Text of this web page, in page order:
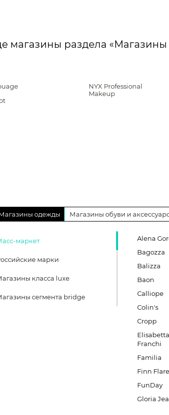
магазины раздела
NYX Professional
Makeup
одежды Магазины обуви и
маркет
марки
класса luxe
сегмента bridge
Alena
Bagozza
Balizza
Baon
Calliope
Colin's
Cropp
Elisabetta
Franchi
Familia
Finn Flare
FunDay
Gloria